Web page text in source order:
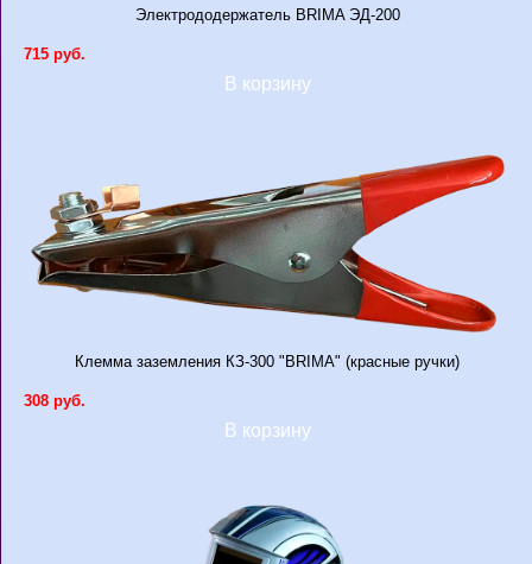
Электрододержатель BRIMA ЭД-200
715 руб.
В корзину
Клемма заземления КЗ-300 "BRIMA" (красные ручки)
308 руб.
В корзину